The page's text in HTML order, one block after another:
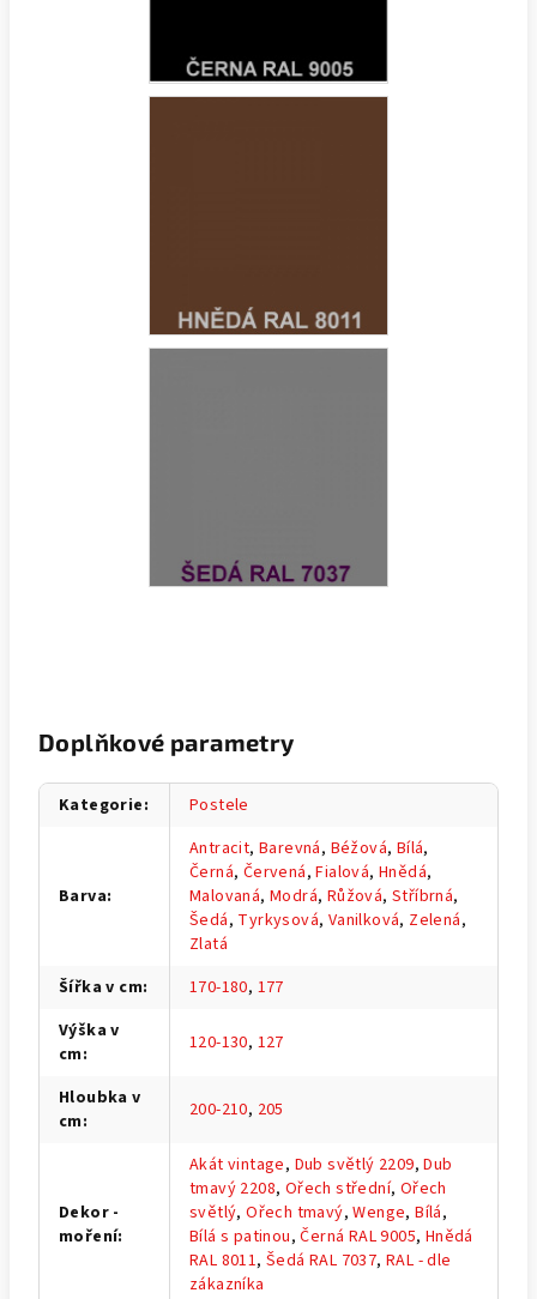
Doplňkové parametry
Kategorie: Postele
Barva:
Antracit,Barevná, Béžová, Bílá,
Černá, Červená,Fialová,Hnědá,
Malovaná,Modrá, Růžová,Stříbrná,
Šedá, Tyrkysová, Vanilková, Zelená,
Zlatá
Šířka v cm: 170-180, 177
Výška v
cm: 120-130, 127
Hloubka v
cm: 200-210, 205
Dekor -
moření:
Akát vintage, Dub světlý 2209,Dub
tmavý 2208, Ořech střední, Ořech
světlý,Ořech tmavý,Wenge,Bílá,
Bílá s patinou,Černá RAL 9005, Hnědá
RAL 8011,Šedá RAL 7037,RAL - dle
zákazníka